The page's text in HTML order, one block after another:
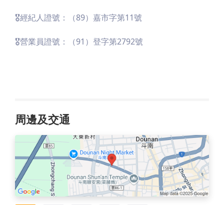
🎖經紀人證號：（89）嘉市字第11號
🎖營業員證號：（91）登字第2792號
周邊及交通